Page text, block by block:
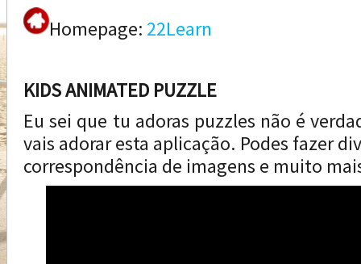
Homepage: 22Learn
KIDS ANIMATED PUZZLE
Eu sei que tu adoras puzzles não é
vais adorar esta aplicação. Podes fazer
correspondência de imagens e muito